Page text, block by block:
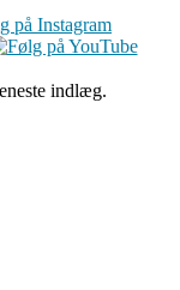
indlæg.